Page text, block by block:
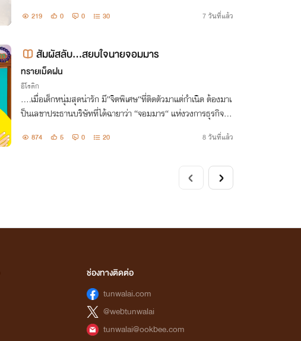
219 0 0 30 7 วันที่แล้ว
สัมผัสลับ…สยบใจนายจอมมาร
ทรายเม็ดฝน
อีโรติก
….เมื่อเด็กหนุ่มสุดน่ารัก มี”จิตพิเศษ“ที่ติดตัวมาแต่กำเนิด ต้องมาเ
ป็นเลขาประธานบริษัทที่ได้ฉายาว่า “จอมมาร“ แห่งวงการธุรกิจ เข
874 5 0 20 8 วันที่แล้ว
ช่องทางติดต่อ
tunwalai.com
@webtunwalai
tunwalai@ookbee.com